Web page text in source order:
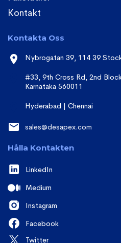
Kontakt
Kontakta Oss
Nybrogatan 39, 114 39
#33, 9th Cross Rd, 2nd
Karnataka 560011
Hyderabad | Chennai
sales@desapex.com
Hålla Kontakten
LinkedIn
Medium
Instagram
Facebook
Twitter